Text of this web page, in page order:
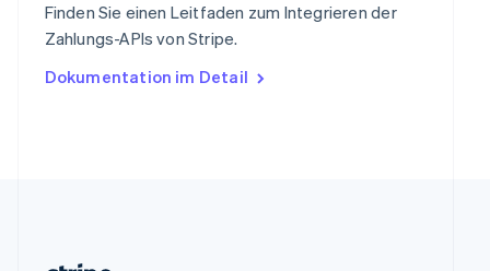
Finden Sie einen Leitfaden zum Integrieren der
Zahlungs-APIs von Stripe.
Dokumentation im Detail
Tschechische Republik
English
English